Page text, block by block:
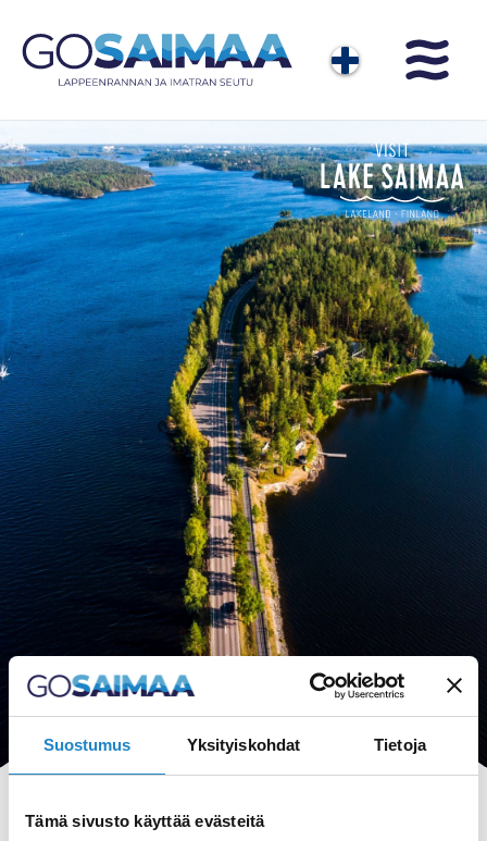
Suostumus Yksityiskohdat Tietoja
Tämä sivusto käyttää evästeitä